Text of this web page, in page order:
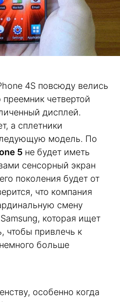
4S повсюду велись
четвертой
дисплей.
а сплетники
модель. По
5 не будет иметь
сенсорный экран
поколения будет от
что компания
смену
которая ищет
привлечь к
больше
особенно когда